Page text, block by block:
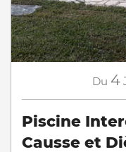
Du 4
Piscine
Causse et